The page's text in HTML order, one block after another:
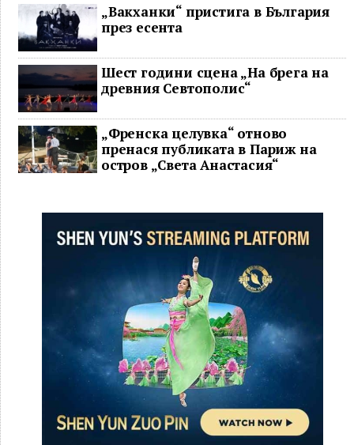
„Вакханки“ пристига в България
през есента
Шест години сцена „На брега на
древния Севтополис“
„Френска целувка“ отново
пренася публиката в Париж на
остров „Света Анастасия“